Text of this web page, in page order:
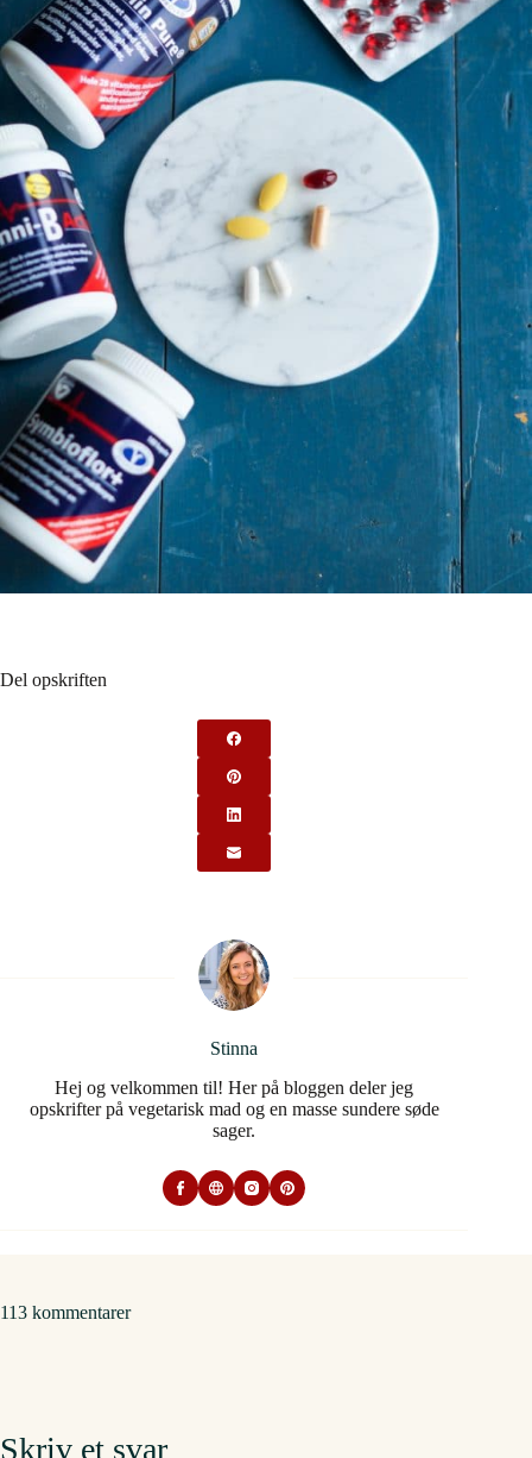
Del opskriften
Stinna
Hej og velkommen til! Her på bloggen deler jeg
opskrifter på vegetarisk mad og en masse sundere søde
sager.
113 kommentarer
Skriv et svar